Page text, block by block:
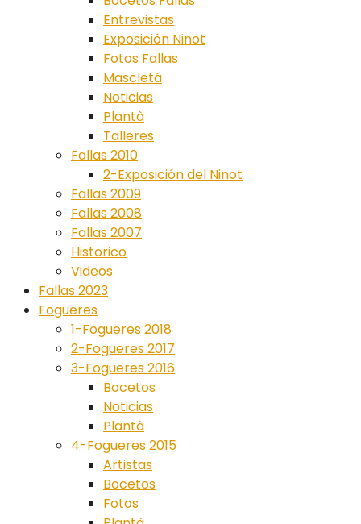
Entrevistas
Exposición Ninot
Fotos Fallas
Mascletá
Noticias
Plantà
Talleres
Fallas 2010
2-Exposición del Ninot
Fallas 2009
Fallas 2008
Fallas 2007
Historico
Videos
Fallas 2023
Fogueres
1-Fogueres 2018
2-Fogueres 2017
3-Fogueres 2016
Bocetos
Noticias
Plantà
4-Fogueres 2015
Artistas
Bocetos
Fotos